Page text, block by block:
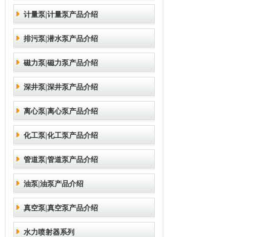
计量泵|计量泵产品介绍
排污泵|潜水泵产品介绍
磁力泵|磁力泵产品介绍
深井泵|深井泵产品介绍
离心泵|离心泵产品介绍
化工泵|化工泵产品介绍
管道泵|管道泵产品介绍
油泵|油泵产品介绍
真空泵|真空泵产品介绍
水力喷射器系列